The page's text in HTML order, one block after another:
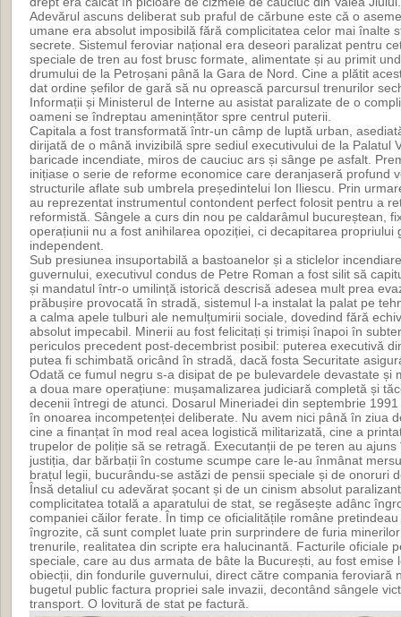
Adevărul ascuns deliberat sub praful de cărbune este că o
umane era absolut imposibilă fără complicitatea celor mai înalte
secrete. Sistemul feroviar național era deseori paralizat pentru
speciale de tren au fost brusc formate, alimentate și au primit
drumului de la Petroșani până la Gara de Nord. Cine a plătit
dat ordine șefilor de gară să nu oprească parcursul trenurilor
Informații și Ministerul de Interne au asistat paralizate de o
oameni se îndreptau amenințător spre centrul puterii.
Capitala a fost transformată într-un câmp de luptă urban,
dirijată de o mână invizibilă spre sediul executivului de la Palatul
baricade incendiate, miros de cauciuc ars și sânge pe asfalt.
inițiase o serie de reforme economice care deranjaseră profund
structurile aflate sub umbrela președintelui Ion Iliescu. Prin
au reprezentat instrumentul contondent perfect folosit pentru a
reformistă. Sângele a curs din nou pe caldarâmul bucureștean,
operațiunii nu a fost anihilarea opoziției, ci decapitarea propriului
independent.
Sub presiunea insuportabilă a bastoanelor și a sticlelor
guvernului, executivul condus de Petre Roman a fost silit să
și mandatul într-o umilință istorică descrisă adesea mult prea
prăbușire provocată în stradă, sistemul l-a instalat la palat pe
a calma apele tulburi ale nemulțumirii sociale, dovedind fără
absolut impecabil. Minerii au fost felicitați și trimiși înapoi în
periculos precedent post-decembrist posibil: puterea executivă
putea fi schimbată oricând în stradă, dacă fosta Securitate
Odată ce fumul negru s-a disipat de pe bulevardele devastate și
a doua mare operațiune: mușamalizarea judiciară completă și
decenii întregi de atunci. Dosarul Mineriadei din septembrie
în onoarea incompetenței deliberate. Nu avem nici până în ziua
cine a finanțat în mod real acea logistică militarizată, cine a
trupelor de poliție să se retragă. Executanții de pe teren au
justiția, dar bărbații în costume scumpe care le-au înmânat
brațul legii, bucurându-se astăzi de pensii speciale și de onoruri
Însă detaliul cu adevărat șocant și de un cinism absolut
complicitatea totală a aparatului de stat, se regăsește adânc
companiei căilor ferate. În timp ce oficialitățile române
îngrozite, că sunt complet luate prin surprindere de furia
trenurile, realitatea din scripte era halucinantă. Facturile oficiale
speciale, care au dus armata de bâte la București, au fost emise
obiecții, din fondurile guvernului, direct către compania feroviară
bugetul public factura propriei sale invazii, decontând sângele
transport. O lovitură de stat pe factură.